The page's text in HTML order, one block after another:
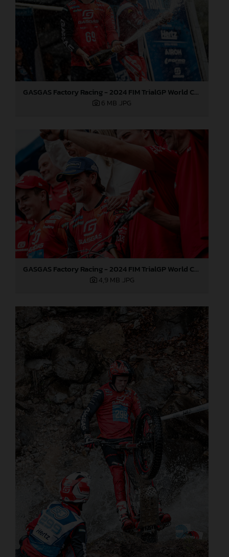
GASGAS Factory Racing - 2024 FIM TrialGP World Championship - Round 3, Italy
6 MB .JPG
GASGAS Factory Racing - 2024 FIM TrialGP World Championship - Round 3, Italy
4,9 MB .JPG